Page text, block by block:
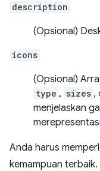
description
(Opsional)
icons
(Opsional)
type , sizes ,
menjelaskan
Anda harus
kemampuan